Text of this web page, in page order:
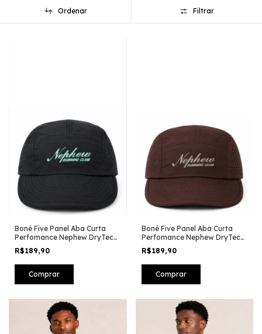
Ordenar Filtrar
Boné Five Panel Aba Curta
Perfomance Nephew DryTec
Preto
R$189,90
Comprar
Boné Five Panel Aba Curta
Perfomance Nephew DryTec
Marrom
R$189,90
Comprar